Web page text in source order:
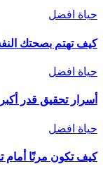
حياة افضل
كيف تهتم بصحتك
حياة افضل
أسرار تحقيق قدر
حياة افضل
كيف تكون مرنًا أمام